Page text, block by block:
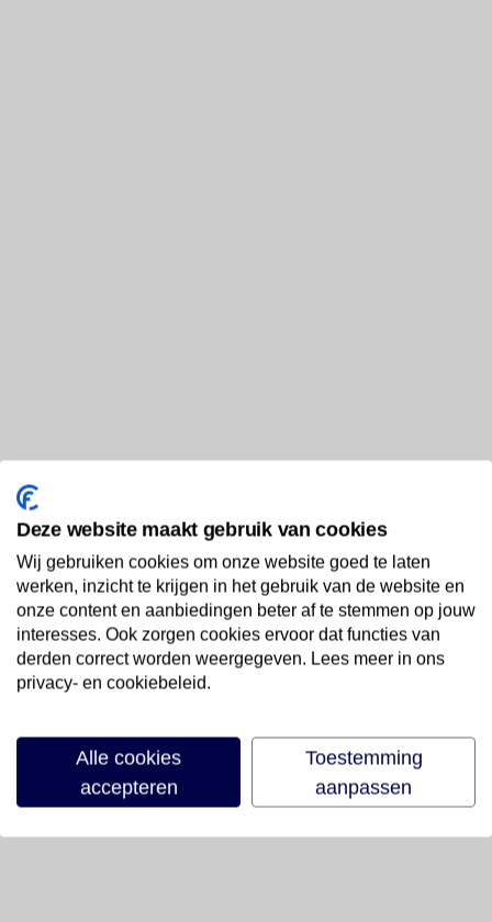
Deze website maakt gebruik van cookies
Wij gebruiken cookies om onze website goed te laten
werken, inzicht te krijgen in het gebruik van de website en
onze content en aanbiedingen beter af te stemmen op jouw
interesses. Ook zorgen cookies ervoor dat functies van
derden correct worden weergegeven. Lees meer in ons
privacy- en cookiebeleid.
Alle cookies
accepteren
Toestemming
aanpassen